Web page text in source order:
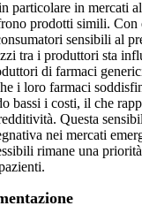
particolare in mercati
prodotti simili. Con
sensibili al
tra i produttori sta
di farmaci
i loro farmaci
bassi i costi, il che
Questa
nei mercati
rimane una